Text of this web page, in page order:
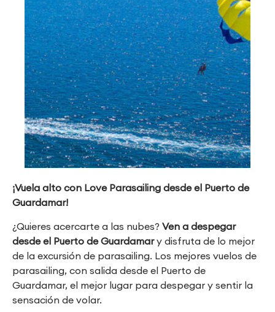
¡Vuela alto con Love Parasailing desde el Puerto de
Guardamar!
¿Quieres acercarte a las nubes? Ven a despegar
desde el Puerto de Guardamary disfruta de lo mejor
de la excursión de parasailing. Los mejores vuelos de
parasailing, con salida desde el Puerto de
Guardamar, el mejor lugar para despegar y sentir la
sensación de volar.